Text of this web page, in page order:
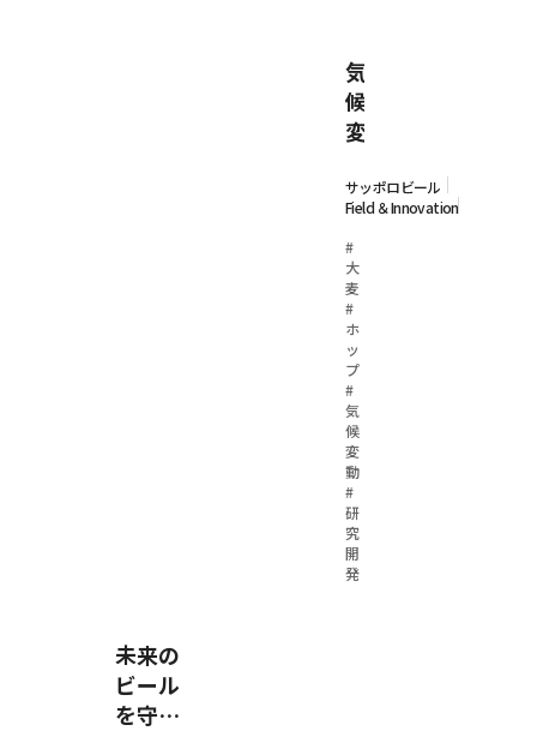
気
候
変
か
ら
大
麦
を
救
え！
カ
ナ
ダ
で
の
自
社
サッポロビール
Field ＆Innovation
#
大
麦
#
ホ
ッ
プ
#
気
候
変
動
#
研
究
開
発
未来の
ビール
を守